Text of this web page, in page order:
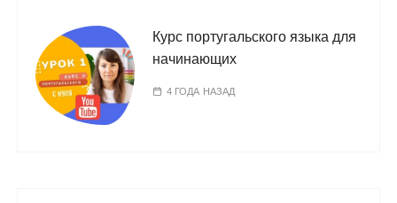
Курс португальского языка для
начинающих
4 ГОДА НАЗАД